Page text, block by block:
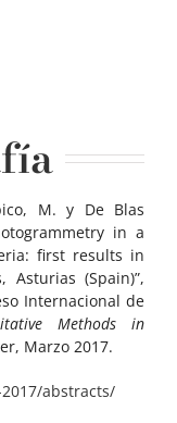
M. y De Blas
in a
first results in
Asturias (Spain)”,
Internacional de
Methods in
Marzo 2017.
abstracts/